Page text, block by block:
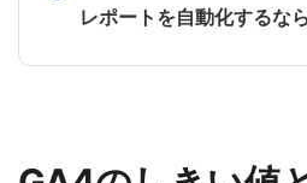
レポートを自動化するな